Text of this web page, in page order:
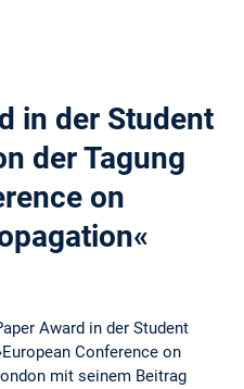
in der Student
der Tagung
on
Award in der Student
Conference on
mit seinem Beitrag